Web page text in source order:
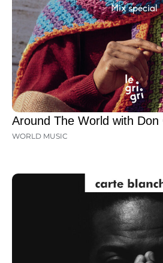
Around The World with Don
WORLD MUSIC